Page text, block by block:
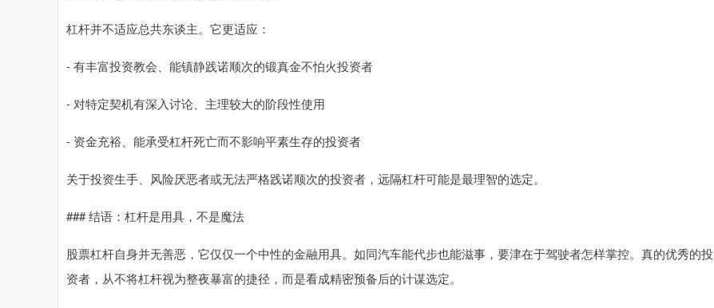
杠杆并不适应总共东谈主。它更适应：
- 有丰富投资教会、能镇静践诺顺次的锻真金不怕火投资者
- 对特定契机有深入讨论、主理较大的阶段性使用
- 资金充裕、能承受杠杆死亡而不影响平素生存的投资者
关于投资生手、风险厌恶者或无法严格践诺顺次的投资者，远隔杠杆可能是最理智的选定。
### 结语：杠杆是用具，不是魔法
股票杠杆自身并无善恶，它仅仅一个中性的金融用具。如同汽车能代步也能滋事，要津在于驾驶者怎样掌控。真的优秀的投
资者，从不将杠杆视为整夜暴富的捷径，而是看成精密预备后的计谋选定。